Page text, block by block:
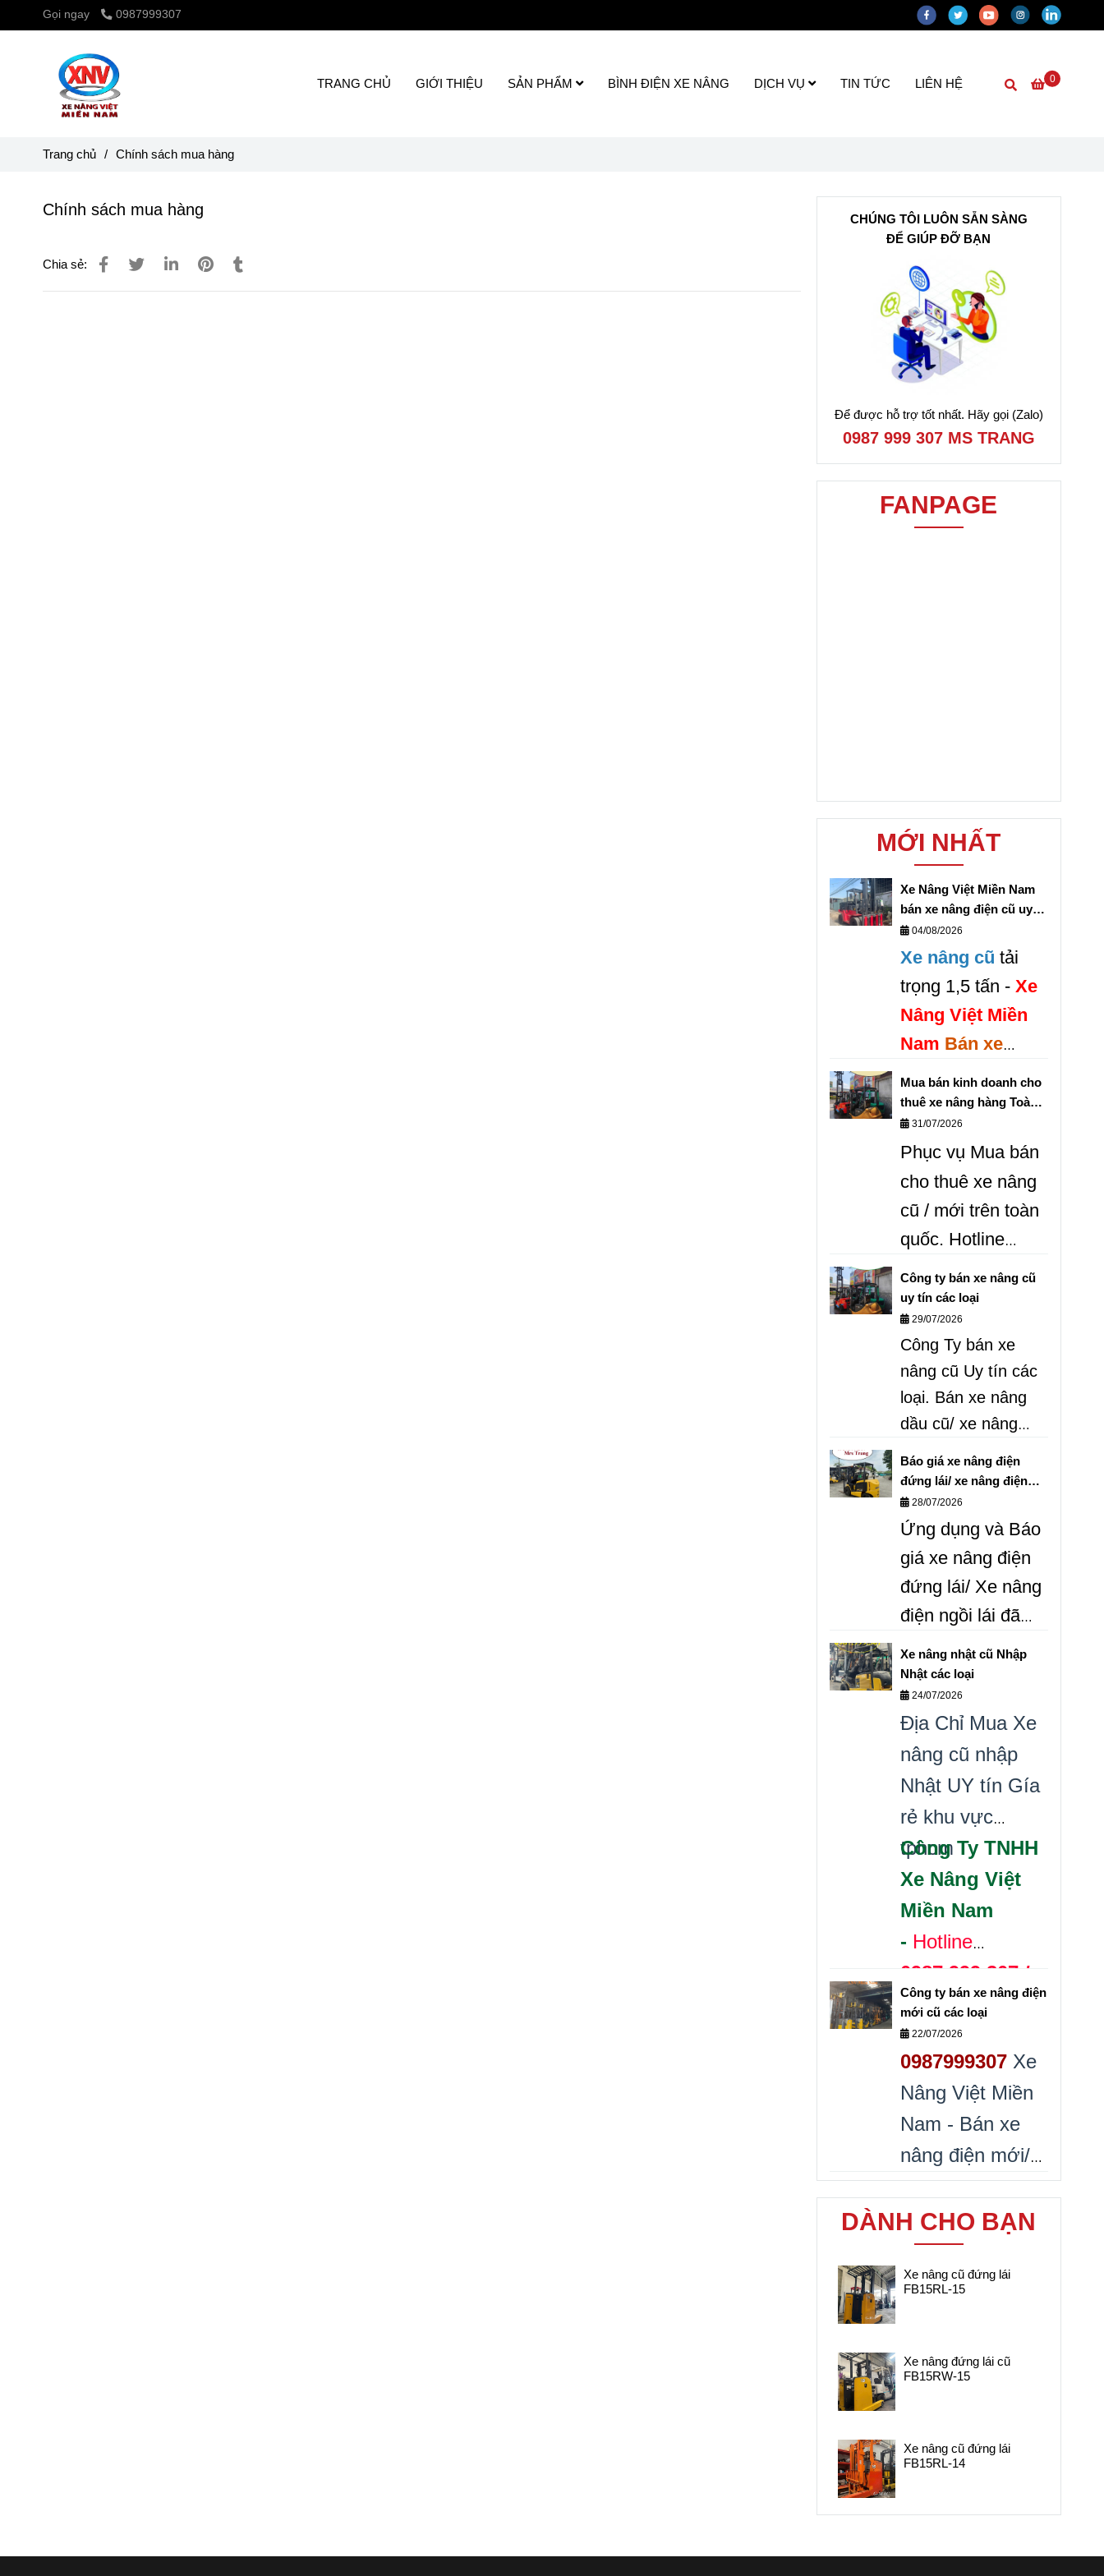
Gọi ngay 0987999307
0
TRANG CHỦ GIỚI THIỆU SẢN PHẨM BÌNH ĐIỆN XE NÂNG DỊCH VỤ TIN TỨC LIÊN HỆ
Trang chủ / Chính sách mua hàng
Chính sách mua hàng
Chia sẻ:
CHÚNG TÔI LUÔN SẴN SÀNG
ĐỂ GIÚP ĐỠ BẠN
Để được hỗ trợ tốt nhất. Hãy gọi (Zalo)
0987 999 307 MS TRANG
FANPAGE
MỚI NHẤT
Xe Nâng Việt Miền Nam
bán xe nâng điện cũ uy
tín giá rẻ
04/08/2026
Xe nâng cũ tải
trọng 1,5 tấn -Xe
Nâng Việt Miền
Nam Bán xe
nâng điện 1,5 tấn
cũ UY TÍN GIÁ
RẺ.dịch vụ cho
thuê xe nâng và
sửa chữa xe nâng
chuyên nghiệp
trên Toàn quốc
Mua bán kinh doanh cho
thuê xe nâng hàng Toàn
quốc
31/07/2026
Phục vụ Mua bán
cho thuê xe nâng
cũ / mới trên toàn
quốc. Hotline
0987.999.307 /
0868. 405.519
Trang.Mua bán
kinh doanh xe
nâng hàng các
loại UY tín giá tốt .
Công ty bán xe nâng cũ
uy tín các loại
29/07/2026
Công Ty bán xe
nâng cũ Uy tín các
loại. Bán xe nâng
dầu cũ/ xe nâng
gas cũ Gía rẻ toàn
quốc. Liên hệ
0987999307 Ms
Trang.
Báo giá xe nâng điện
đứng lái/ xe nâng điện
ngồi lái 0987999307
28/07/2026
Ứng dụng và Báo
giá xe nâng điện
đứng lái/ Xe nâng
điện ngồi lái đã
qua sử dụng.
0987.999.307
xe nâng điện đã
qua sử dụng các
loại Nhập Nhật
Gía tốt.
Xe nâng nhật cũ Nhập
Nhật các loại
24/07/2026
Địa Chỉ Mua Xe
nâng cũ nhập
Nhật UY tín Gía
rẻ khu vực
tphcm
Công Ty TNHH
Xe Nâng Việt
Miền Nam
- Hotline
0987.999.307 /
0868.405.519
Bán xe nâng
nhật cũ các loại
Gía rẻ
Công ty bán xe nâng điện
mới cũ các loại
22/07/2026
0987999307 Xe
Nâng Việt Miền
Nam - Bán xe
nâng điện mới/
xe nâng điện cũ
các loại trên
toàn quốc. Bảo
hành lâu dài
cấp xe nâng
DÀNH CHO BẠN
Xe nâng cũ đứng lái
FB15RL-15
Xe nâng đứng lái cũ
FB15RW-15
Xe nâng cũ đứng lái
FB15RL-14